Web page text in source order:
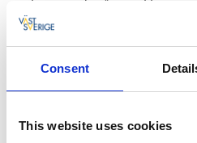
Consent
This website uses cookies
och använda tång i olika
ramen för sitt företag
försett större delen av
kocktävlingar med tång - en
- Linnea är en väldigt